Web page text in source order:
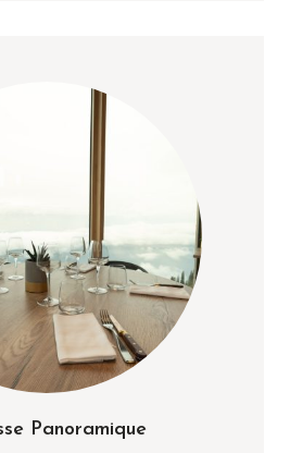
Panoramique